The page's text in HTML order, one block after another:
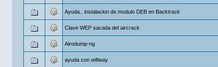
Ayuda.. instalacion de modulo DEB en Backtrack
Clave WEP sacada del aircrack
Airodump-ng
ayuda con wifiway